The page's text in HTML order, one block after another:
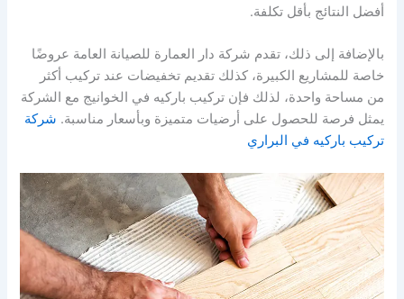
أفضل النتائج بأقل تكلفة.
بالإضافة إلى ذلك، تقدم شركة دار العمارة للصيانة العامة عروضًا
خاصة للمشاريع الكبيرة، كذلك تقديم تخفيضات عند تركيب أكثر
من مساحة واحدة، لذلك فإن تركيب باركيه في الخوانيج مع الشركة
يمثل فرصة للحصول على أرضيات متميزة وبأسعار مناسبة. شركة
تركيب باركيه في البراري